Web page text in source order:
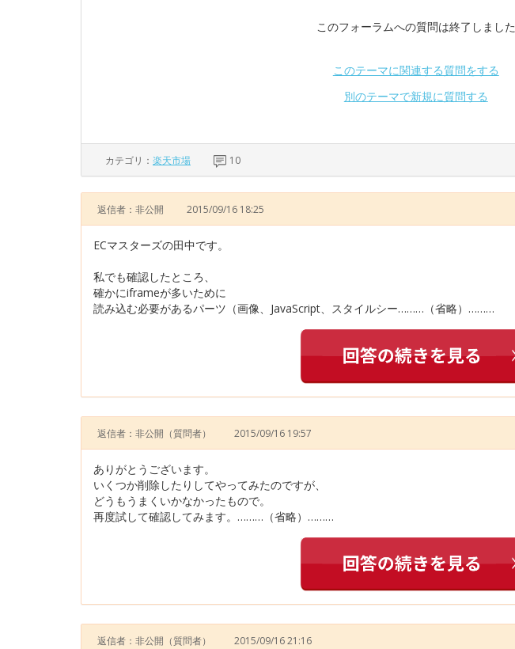
このフォーラムへの質問は終了しました
このテーマに関連する質問をする
別のテーマで新規に質問する
カテゴリ： 楽天市場 10
返信者：非公開 2015/09/16 18:25
ECマスターズの田中です。
私でも確認したところ、
確かにiframeが多いために
読み込む必要があるパーツ（画像、JavaScript、スタイルシー………（省略）………
返信者：非公開 （質問者） 2015/09/16 19:57
ありがとうございます。
いくつか削除したりしてやってみたのですが、
どうもうまくいかなかったもので。
再度試して確認してみます。………（省略）………
返信者：非公開 （質問者） 2015/09/16 21:16